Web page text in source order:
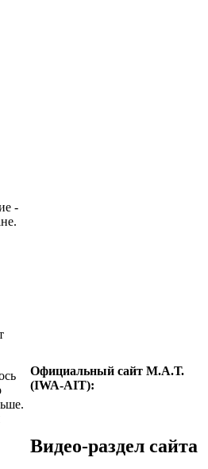
-
Официальный сайт М.А.Т.
(IWA-AIT):
Видео-раздел сайта